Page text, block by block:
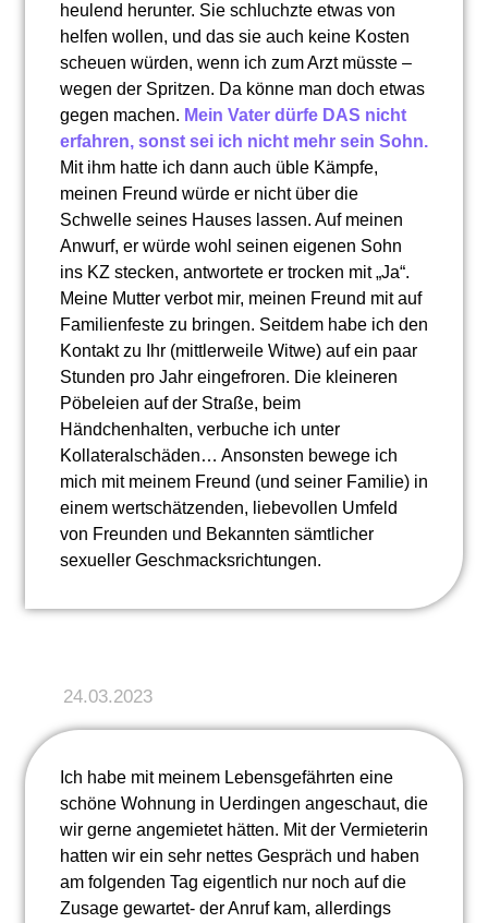
heulend herunter. Sie schluchzte etwas von
helfen wollen, und das sie auch keine Kosten
scheuen würden, wenn ich zum Arzt müsste –
wegen der Spritzen. Da könne man doch etwas
gegen machen. Mein Vater dürfe DAS nicht
erfahren, sonst sei ich nicht mehr sein Sohn.
Mit ihm hatte ich dann auch üble Kämpfe,
meinen Freund würde er nicht über die
Schwelle seines Hauses lassen. Auf meinen
Anwurf, er würde wohl seinen eigenen Sohn
ins KZ stecken, antwortete er trocken mit „Ja“.
Meine Mutter verbot mir, meinen Freund mit auf
Familienfeste zu bringen. Seitdem habe ich den
Kontakt zu Ihr (mittlerweile Witwe) auf ein paar
Stunden pro Jahr eingefroren. Die kleineren
Pöbeleien auf der Straße, beim
Händchenhalten, verbuche ich unter
Kollateralschäden… Ansonsten bewege ich
mich mit meinem Freund (und seiner Familie) in
einem wertschätzenden, liebevollen Umfeld
von Freunden und Bekannten sämtlicher
sexueller Geschmacksrichtungen.
24.03.2023
Ich habe mit meinem Lebensgefährten eine
schöne Wohnung in Uerdingen angeschaut, die
wir gerne angemietet hätten. Mit der Vermieterin
hatten wir ein sehr nettes Gespräch und haben
am folgenden Tag eigentlich nur noch auf die
Zusage gewartet- der Anruf kam, allerdings